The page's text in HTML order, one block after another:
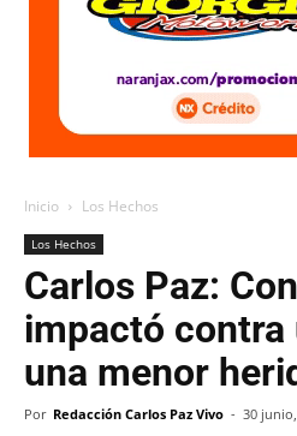
Inicio Los Hechos
Los Hechos
Carlos Paz:
impactó contra
una menor
Por Redacción Carlos Paz Vivo - 30